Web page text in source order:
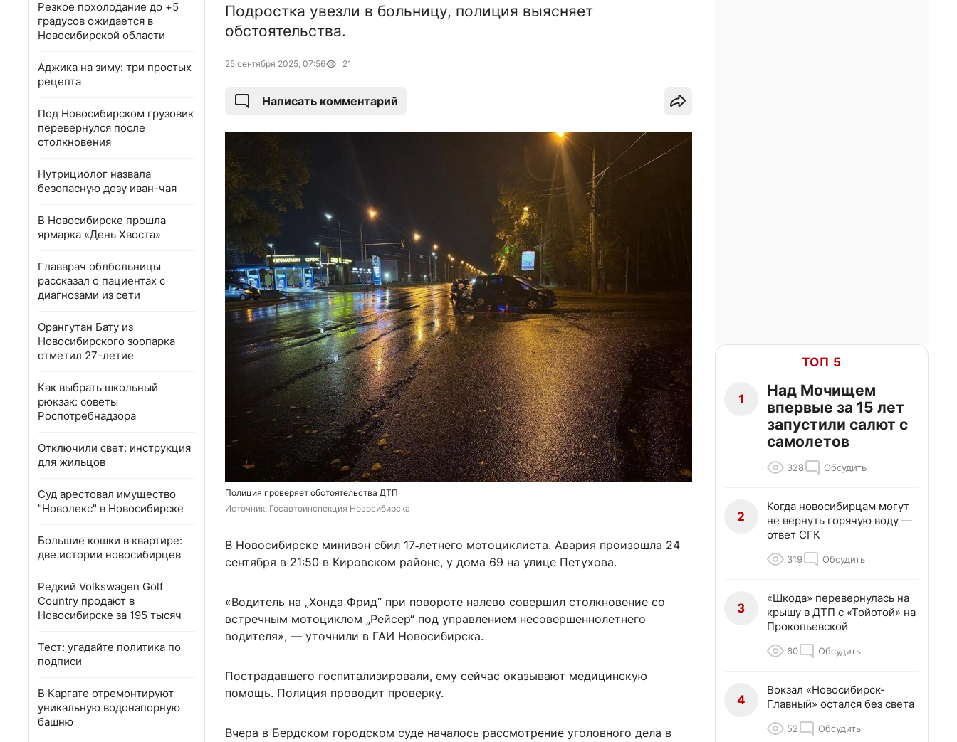
Резкое похолодание до +5
градусов ожидается в
Новосибирской области
Аджика на зиму: три простых
рецепта
Под Новосибирском грузовик
перевернулся после
столкновения
Нутрициолог назвала
безопасную дозу иван-чая
В Новосибирске прошла
ярмарка «День Хвоста»
Главврач облбольницы
рассказал о пациентах с
диагнозами из сети
Орангутан Бату из
Новосибирского зоопарка
отметил 27-летие
Как выбрать школьный
рюкзак: советы
Роспотребнадзора
Отключили свет: инструкция
для жильцов
Суд арестовал имущество
"Новолекс" в Новосибирске
Большие кошки в квартире:
две истории новосибирцев
Редкий Volkswagen Golf
Country продают в
Новосибирске за 195 тысяч
Тест: угадайте политика по
подписи
В Каргате отремонтируют
уникальную водонапорную
башню
Подростка увезли в больницу, полиция выясняет
обстоятельства.
25 сентября 2025, 07:56 21
Написать комментарий
Полиция проверяет обстоятельства ДТП
Источник: Госавтоинспекция Новосибирска
В Новосибирске минивэн сбил 17‑летнего мотоциклиста. Авария произошла 24
сентября в 21:50 в Кировском районе, у дома 69 на улице Петухова.
«Водитель на „Хонда Фрид“ при повороте налево совершил столкновение со
встречным мотоциклом „Рейсер“ под управлением несовершеннолетнего
водителя», — уточнили в ГАИ Новосибирска.
Пострадавшего госпитализировали, ему сейчас оказывают медицинскую
помощь. Полиция проводит проверку.
Вчера в Бердском городском суде началось рассмотрение уголовного дела в
ТОП 5
1
Над Мочищем
впервые за 15 лет
запустили салют с
самолетов
328 Обсудить
2
Когда новосибирцам могут
не вернуть горячую воду —
ответ СГК
319 Обсудить
3
«Шкода» перевернулась на
крышу в ДТП с «Тойотой» на
Прокопьевской
60 Обсудить
4
Вокзал «Новосибирск-
Главный» остался без света
52 Обсудить